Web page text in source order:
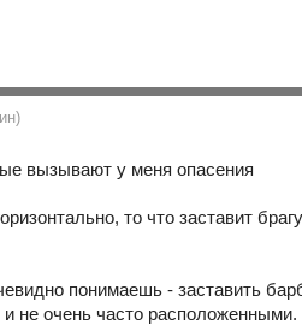
вызывают у меня опасения
то что заставит
понимаешь - заставить
не очень часто расположенными.